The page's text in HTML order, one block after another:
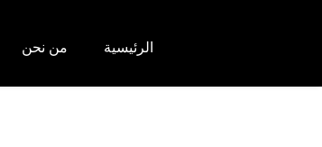
الرئيسية من نحن